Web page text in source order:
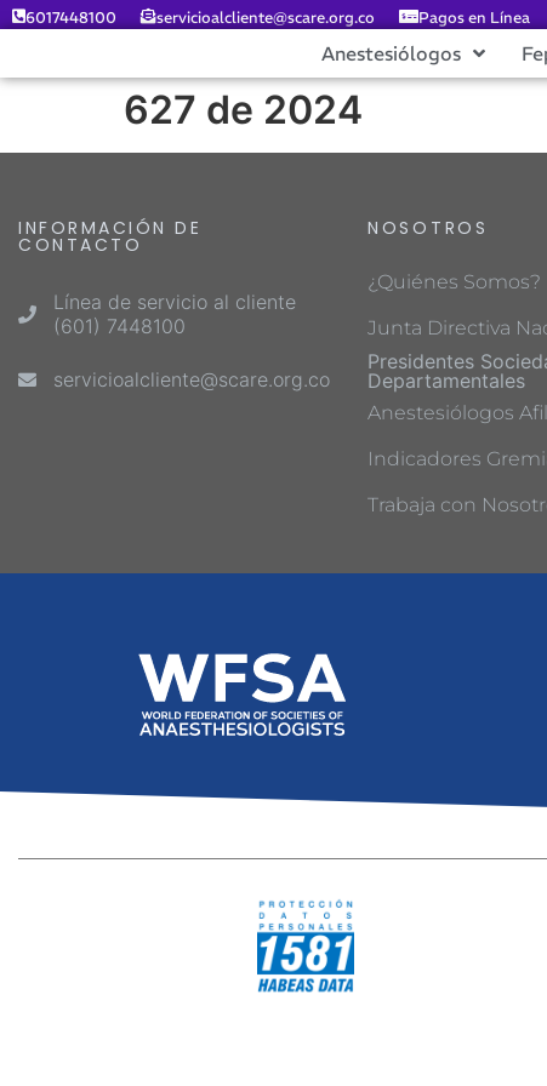
6017448100 servicioalcliente@scare.org.co Pagos en Línea
Anestesiólogos
627 de 2024
INFORMACIÓN DE
CONTACTO
Línea de servicio al cliente
(601) 7448100
servicioalcliente@scare.org.co
NOSOTROS
¿Quiénes Somos?
Junta Directiva
Presidentes
Departamentales
Anestesiólogos
Indicadores
Trabaja con